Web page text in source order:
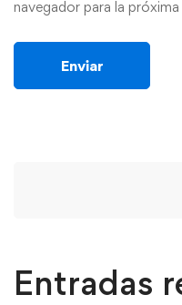
navegador para la
Entradas